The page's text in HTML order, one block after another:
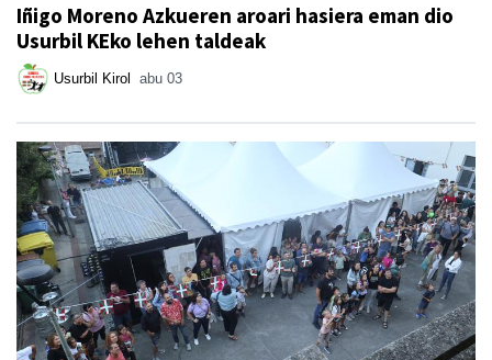
Iñigo Moreno Azkueren aroari hasiera eman dio
Usurbil KEko lehen taldeak
Usurbil Kirol abu 03